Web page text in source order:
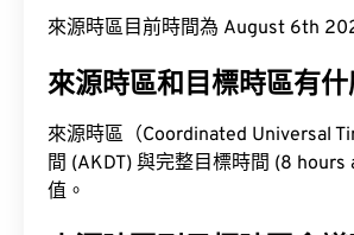
來源時區目前時間為 August 6th
來源時區和目標時區有什
來源時區（Coordinated Universal
間 (AKDT) 與完整目標時間 (8 hours
值。